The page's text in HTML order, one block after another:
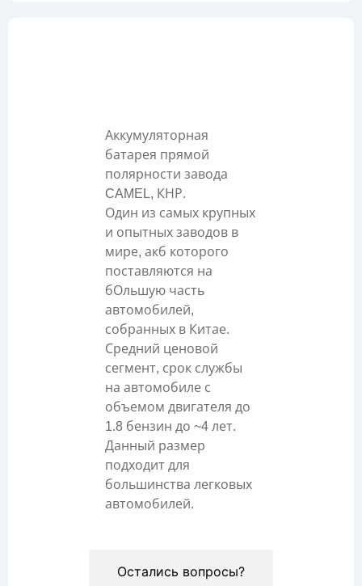
Остались вопросы?
Аккумуляторная
батарея прямой
полярности завода
CAMEL, КНР.
Один из самых крупных
и опытных заводов в
мире, акб которого
поставляются на
бОльшую часть
автомобилей,
собранных в Китае.
Средний ценовой
сегмент, срок службы
на автомобиле с
объемом двигателя до
1.8 бензин до ~4 лет.
Данный размер
подходит для
большинства легковых
автомобилей.